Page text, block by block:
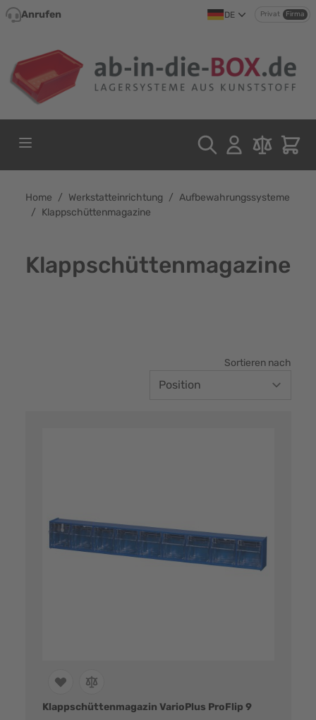
Direkt zum Inhalt
Anrufen DE Privat Firma
Home / Werkstatteinrichtung / Aufbewahrungssysteme
/ Klappschüttenmagazine
Klappschüttenmagazine
Sortieren nach
Klappschüttenmagazin VarioPlus ProFlip 9